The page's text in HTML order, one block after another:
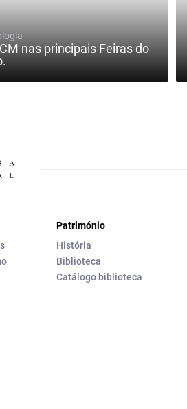
nas principais Feiras do
Património
História
Biblioteca
Catálogo biblioteca